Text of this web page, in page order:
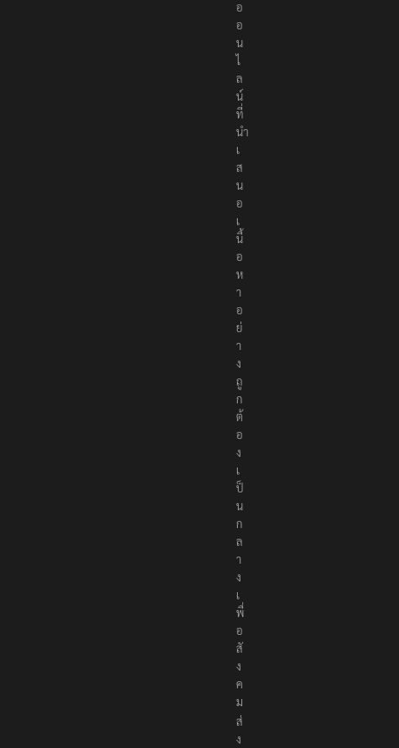
อ
อ
น
ไ
ล
น์
ที่
นำ
เ
ส
น
อ
เ
นื้
อ
ห
า
อ
ย่
า
ง
ถู
ก
ต้
อ
ง
เ
ป็
น
ก
ล
า
ง
เ
พื่
อ
สั
ง
ค
ม
ส่
ง